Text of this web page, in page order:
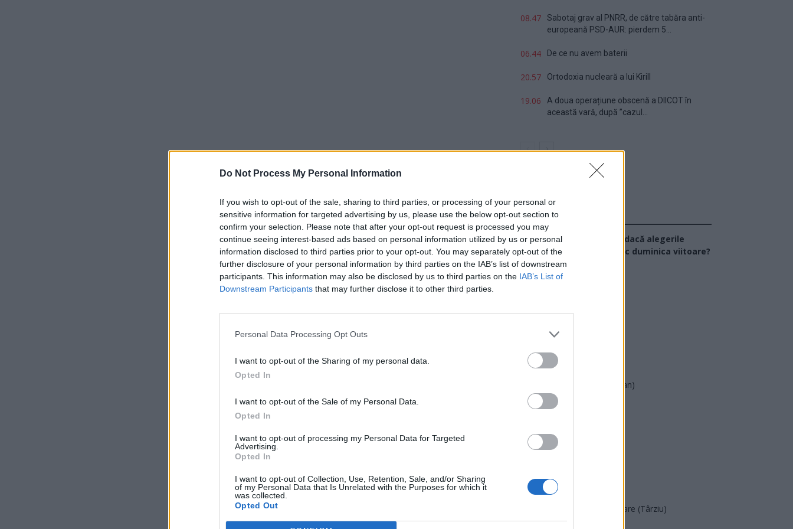
Do Not Process My Personal Information
If you wish to opt-out of the sale, sharing to third parties, or processing of your personal or
sensitive information for targeted advertising by us, please use the below opt-out section to
confirm your selection. Please note that after your opt-out request is processed you may
continue seeing interest-based ads based on personal information utilized by us or personal
information disclosed to third parties prior to your opt-out. You may separately opt-out of the
further disclosure of your personal information by third parties on the IAB’s list of downstream
participants. This information may also be disclosed by us to third parties on the IAB’s List of
Downstream Participants that may further disclose it to other third parties.
Personal Data Processing Opt Outs
I want to opt-out of the Sharing of my personal data.
Opted In
I want to opt-out of the Sale of my Personal Data.
Opted In
I want to opt-out of processing my Personal Data for Targeted
Advertising.
Opted In
I want to opt-out of Collection, Use, Retention, Sale, and/or Sharing
of my Personal Data that Is Unrelated with the Purposes for which it
was collected.
Opted Out
08.47
Sabotaj grav al PNRR, de către tabăra anti-
europeană PSD-AUR: pierdem 5...
06.44 De ce nu avem baterii
20.57 Ortodoxia nucleară a lui Kirill
19.06
A doua operațiune obscenă a DIICOT în
această vară, după ”cazul...
Sondaj
Ce partid ați vota dacă alegerile
parlamentare ar avea loc duminica viitoare?
USR
PSD
AUR
PMP (Tomac)
Forța Dreptei (L. Orban)
PNȚMM
SENS
PACE (Peia)
Acțiunea Conservatoare (Târziu)